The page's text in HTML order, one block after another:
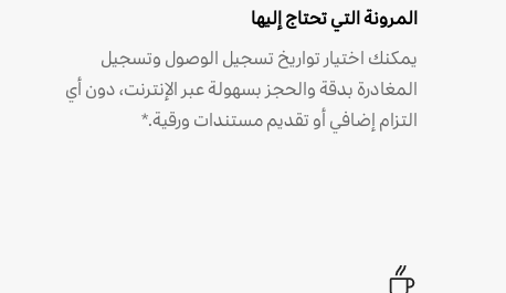
المرونة التي تحتاج إليها
يمكنك اختيار تواريخ تسجيل الوصول وتسجيل
المغادرة بدقة والحجز بسهولة عبر الإنترنت، دون أي
التزام إضافي أو تقديم مستندات ورقية.*